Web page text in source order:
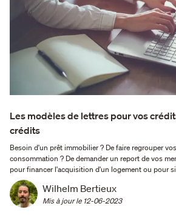
Les modèles de lettres pour vos
crédits
Besoin d'un prêt immobilier ? De faire regrouper
consommation ? De demander un report de vos
pour financer l'acquisition d'un logement ou pour
une réserve de trésorerie, la plupart des demandes
si possible recommandé avec accusé de réception …
Wilhelm Bertieux
Mis à jour le 12-06-2023